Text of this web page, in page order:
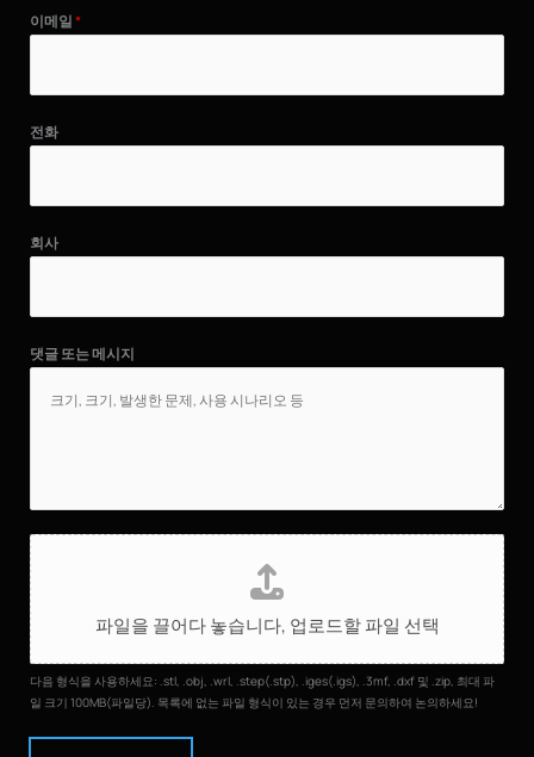
이메일*
전화
회사
댓글 또는 메시지
파
일
업
로
드
파일을 끌어다 놓습니다, 업로드할 파일 선택
다음 형식을 사용하세요: .stl, .obj, .wrl, .step(.stp), .iges(.igs), .3mf, .dxf 및 .zip, 최대 파
일 크기 100MB(파일당). 목록에 없는 파일 형식이 있는 경우 먼저 문의하여 논의하세요!